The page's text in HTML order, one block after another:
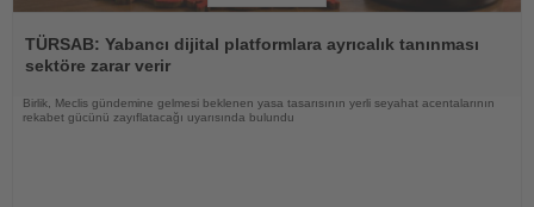
Oku
TÜRSAB: Yabancı dijital platformlara ayrıcalık tanınması
sektöre zarar verir
Birlik, Meclis gündemine gelmesi beklenen yasa tasarısının yerli seyahat acentalarının
rekabet gücünü zayıflatacağı uyarısında bulundu